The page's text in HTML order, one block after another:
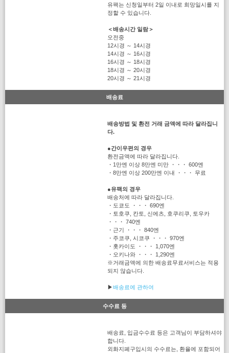
유팩는 신청일부터 2일 이내로 희망일시를 지
정할 수 있습니다.
＜배송시간 일람＞
오전중
12시경 ～ 14시경
14시경 ～ 16시경
16시경 ～ 18시경
18시경 ～ 20시경
20시경 ～ 21시경
배송료
배송방법 및 환전 거래 금액에 따라 달라집니
다.
●간이우편의 경우
환전금액에 따라 달라집니다.
・1만엔 이상 8만엔 미만 ・・・ 600엔
・8만엔 이상 200만엔 이내 ・・・ 무료
●유팩의 경우
배송처에 따라 달라집니다.
・도쿄도 ・・・ 690엔
・토호쿠, 칸토, 신에츠, 호쿠리쿠, 토우카
・・・ 740엔
・근기 ・・・ 840엔
・주코쿠, 시코쿠 ・・・ 970엔
・홋카이도 ・・・ 1,070엔
・오키나와 ・・・ 1,290엔
※거래금액에 의한 배송료무료서비스는 적용
되지 않습니다.
▶배송료에 관하여
수수료 등
배송료, 입금수수료 등은 고객님이 부담하셔야
합니다.
외화지폐구입시의 수수료는, 환율에 포함되어